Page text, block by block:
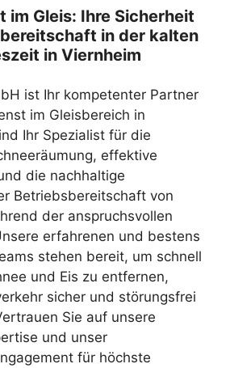
im Gleis: Ihre Sicherheit
in der kalten
in Viernheim
ist Ihr kompetenter Partner
im Gleisbereich in
Ihr Spezialist für die
effektive
die nachhaltige
Betriebsbereitschaft von
der anspruchsvollen
erfahrenen und bestens
stehen bereit, um schnell
und Eis zu entfernen,
sicher und störungsfrei
Sie auf unsere
und unser
für höchste